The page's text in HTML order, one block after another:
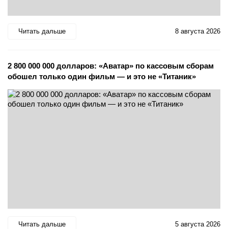
Читать дальше 8 августа 2026
2 800 000 000 долларов: «Аватар» по кассовым сборам
обошел только один фильм — и это не «Титаник»
Читать дальше 5 августа 2026